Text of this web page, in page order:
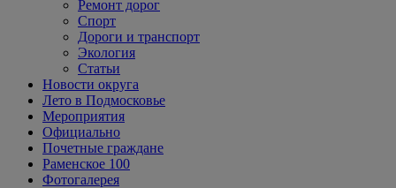
Ремонт дорог
Спорт
Дороги и транспорт
Экология
Статьи
Новости округа
Лето в Подмосковье
Мероприятия
Официально
Почетные граждане
Раменское 100
Фотогалерея